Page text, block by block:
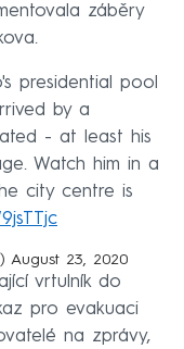
záběry
presidential pool
by a
- at least his
Watch him in a
city centre is
August 23, 2020
vrtulník do
pro evakuaci
na zprávy,